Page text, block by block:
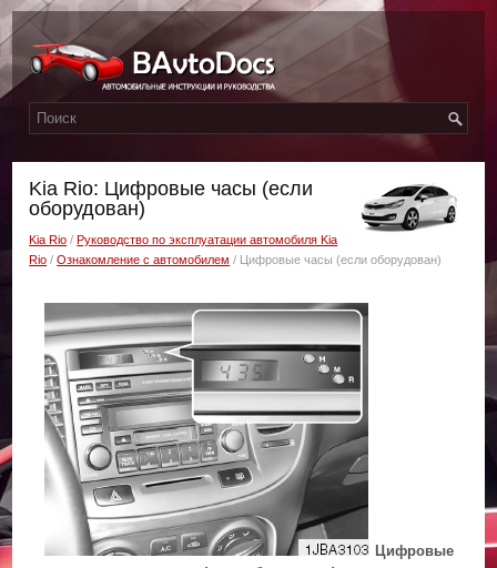
Kia Rio: Цифpoвыe чacы (если
оборудован)
Kia Rio /Руководство по эксплуатации автомобиля Kia
Rio /Ознакомление с автомобилем / Цифpoвыe чacы (если оборудован)
Цифpoвыe